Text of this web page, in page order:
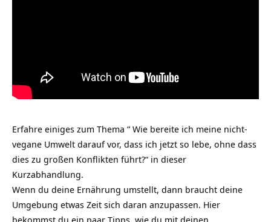
Erfahre einiges zum Thema “ Wie bereite ich meine nicht-
vegane Umwelt darauf vor, dass ich jetzt so lebe, ohne dass
dies zu großen Konflikten führt?“ in dieser
Kurzabhandlung.
Wenn du deine Ernährung umstellt, dann braucht deine
Umgebung etwas Zeit sich daran anzupassen. Hier
bekommst du ein paar Tipps, wie du mit deinen